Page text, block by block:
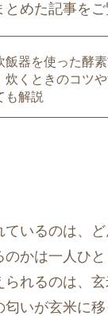
めた記事をご
飯器を使った酵
炊くときのコツ
も解説
ているのは、
のかは一人ひ
られるのは、
いが玄米に